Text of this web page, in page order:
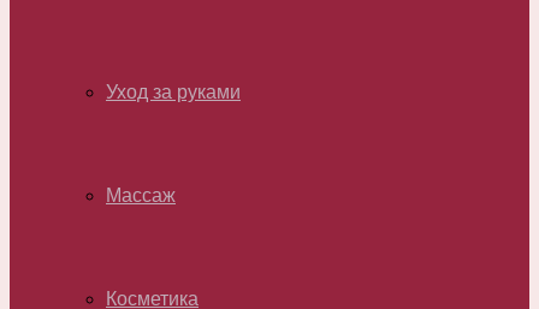
Уход за руками
Массаж
Косметика